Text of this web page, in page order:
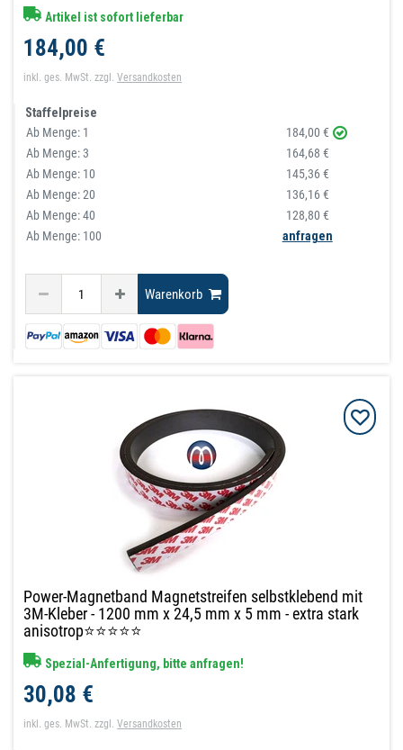
Artikel ist sofort lieferbar
184,00 €
inkl. ges. MwSt. zzgl.Versandkosten
Staffelpreise
Ab Menge: 1
184,00 €
Ab Menge:3
164,68 €
Ab Menge: 10
145,36 €
Ab Menge:20
136,16 €
Ab Menge:40
128,80 €
Ab Menge: 100
anfragen
Warenkorb
Power-Magnetband Magnetstreifen selbstklebend mit
3M-Kleber - 1200 mm x 24,5 mm x 5 mm - extra stark
anisotrop⭐⭐⭐⭐⭐
Spezial-Anfertigung, bitte anfragen!
30,08 €
inkl. ges. MwSt. zzgl.Versandkosten